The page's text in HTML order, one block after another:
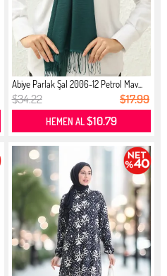
Abiye Parlak Şal 2006-12 Petrol Mav...
$34.22 $17.99
HEMEN AL$10.79